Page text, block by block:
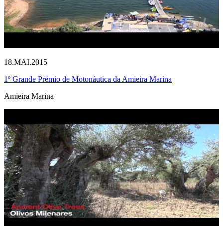
18.MAI.2015
1º Grande Prémio de Motonáutica da Amieira Marina
Amieira Marina